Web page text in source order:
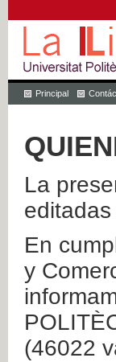
Principal
La
En
y
(46022